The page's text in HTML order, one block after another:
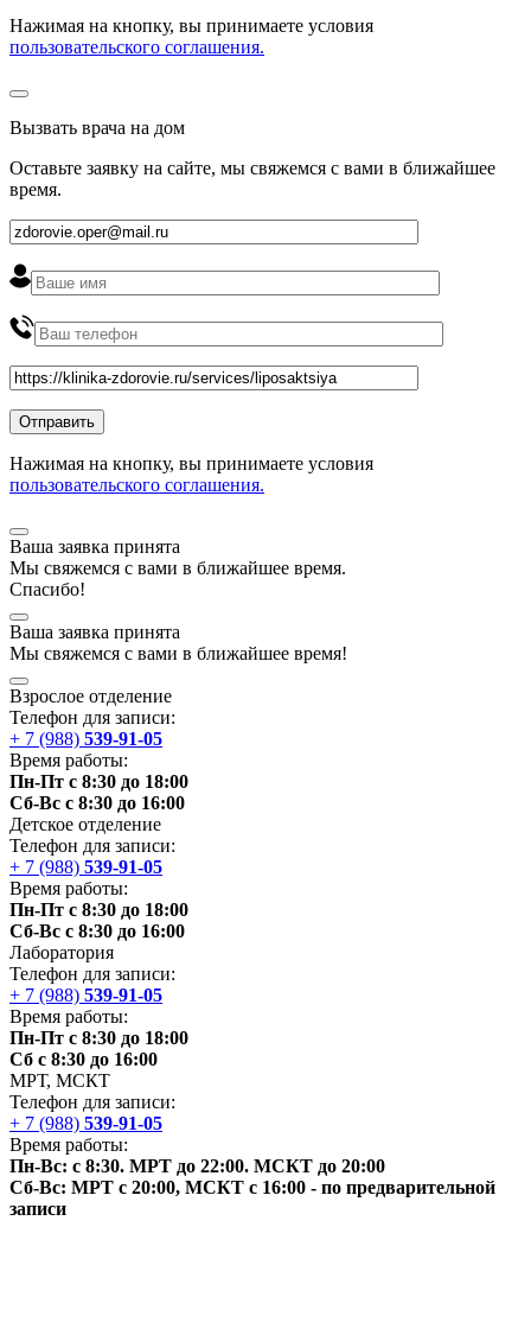
Нажимая на кнопку, вы принимаете условия
пользовательского соглашения.
Вызвать врача на дом
Оставьте заявку на сайте, мы свяжемся с вами в ближайшее
время.
Нажимая на кнопку, вы принимаете условия
пользовательского соглашения.
Ваша заявка принята
Мы свяжемся с вами в ближайшее время.
Спасибо!
Ваша заявка принята
Мы свяжемся с вами в ближайшее время!
Взрослое отделение
Телефон для записи:
+ 7 (988) 539-91-05
Время работы:
Пн-Пт с 8:30 до 18:00
Сб-Вс с 8:30 до 16:00
Детское отделение
Телефон для записи:
+ 7 (988) 539-91-05
Время работы:
Пн-Пт с 8:30 до 18:00
Сб-Вс с 8:30 до 16:00
Лаборатория
Телефон для записи:
+ 7 (988) 539-91-05
Время работы:
Пн-Пт с 8:30 до 18:00
Сб с 8:30 до 16:00
МРТ, МСКТ
Телефон для записи:
+ 7 (988) 539-91-05
Время работы:
Пн-Вс: с 8:30. МРТ до 22:00. МСКТ до 20:00
Сб-Вс: МРТ с 20:00, МСКТ с 16:00 - по предварительной
записи